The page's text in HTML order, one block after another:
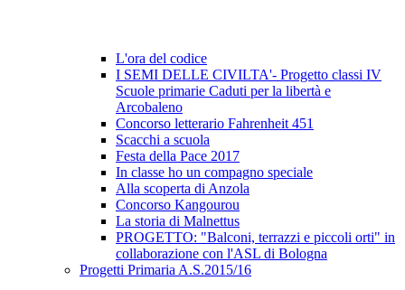
L'ora del codice
I SEMI DELLE CIVILTA'- Progetto classi IV
Scuole primarie Caduti per la libertà e
Arcobaleno
Concorso letterario Fahrenheit 451
Scacchi a scuola
Festa della Pace 2017
In classe ho un compagno speciale
Alla scoperta di Anzola
Concorso Kangourou
La storia di Malnettus
PROGETTO: "Balconi, terrazzi e piccoli orti" in
collaborazione con l'ASL di Bologna
Progetti Primaria A.S.2015/16